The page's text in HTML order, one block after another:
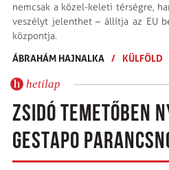
nemcsak a közel-keleti térségre,
veszélyt jelenthet – állítja az EU
központja.
ÁBRAHÁM HAJNALKA / KÜLFÖLD
hetilap
ZSIDÓ TEMETŐBEN
GESTAPO